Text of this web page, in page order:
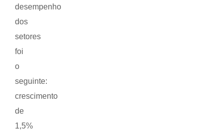
desempenho
dos
setores
foi
o
seguinte:
crescimento
de
1,5%